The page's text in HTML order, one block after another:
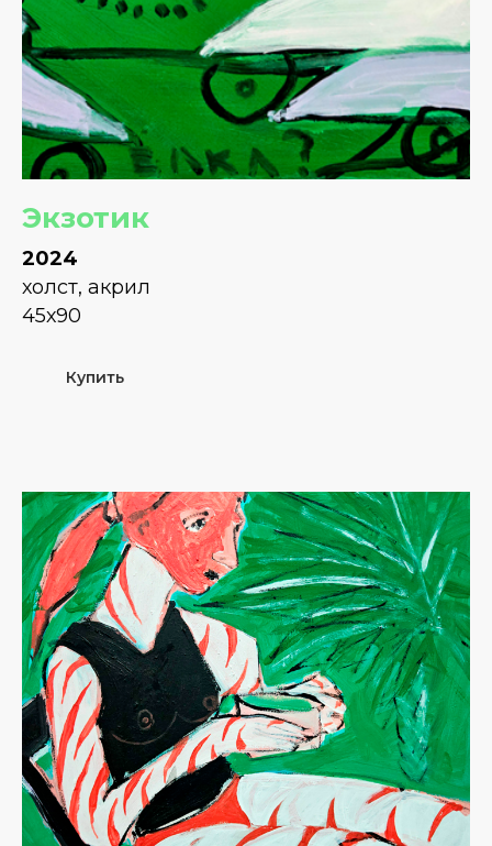
Экзотик
2024
холст, акрил
45х90
Купить